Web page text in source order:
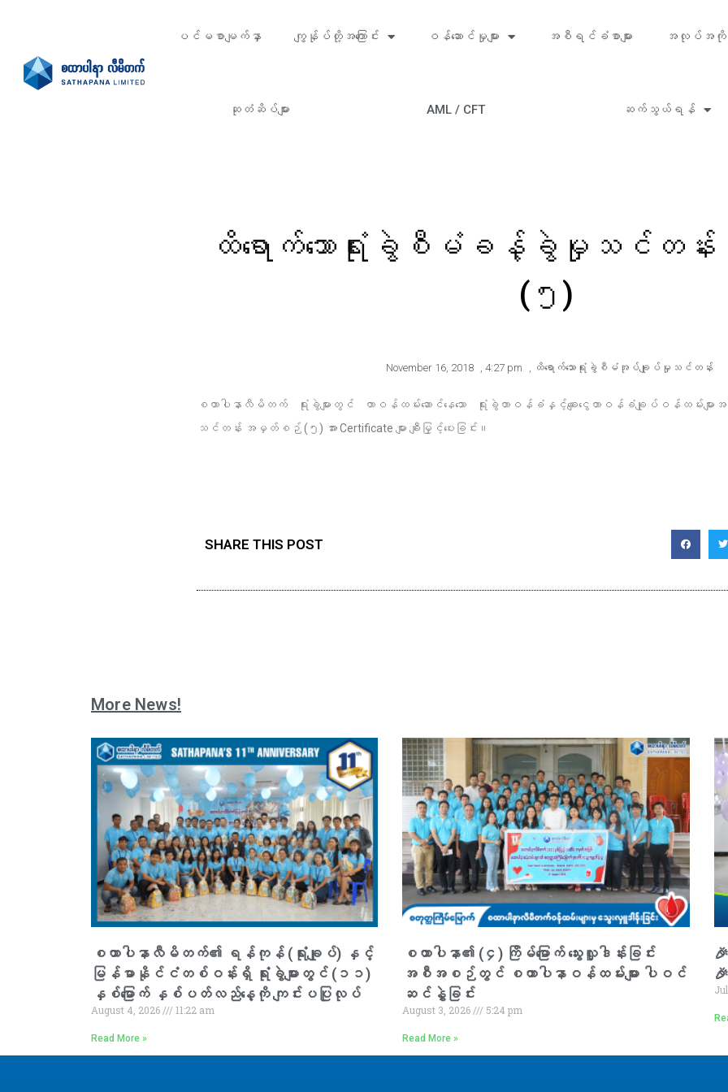
ပင်မစာမျက်နှာ ကျွန်ုပ်တို့အကြောင်း ဝန်ဆောင်မှုများ အစီရင်ခံစာများ အလုပ်အ
ဆုတံဆိပ်များ AML / CFT ဆက်သွယ်ရန်
ထိရောက်သောရုံးခွဲစီမံခန့်ခွဲမှုသင်တ
(၅)
November 16, 2018 , 4:27 pm , ထိရောက်သောရုံးခွဲစီမံအုပ်ချုပ်မှုသင်တန်း
စထာပါနာလီမိတက် ရုံးခွဲများတွင် တာဝန်ထမ်းဆောင်နေသော ရုံးခွဲတာဝန်ခံနှင့်ချေးငွေတာဝန်ခံချုပ်ဝန်ထမ်းမ
သင်တန်း အမှတ်စဉ် (၅) အား Certificate များ ချီးမြှင့်ပေးခြင်း။
SHARE THIS POST
More News!
စထာပါနာလီမိတက်၏ ရန်ကုန် (ရုံးချုပ်) နှင့်
မြန်မာနိုင်ငံတစ်ဝန်းရှိ ရုံးခွဲများတွင် (၁၁)
နှစ်မြောက် နှစ်ပတ်လည်နေ့ကို ကျင်းပပြုလုပ်
August 4, 2026 11:22 am
Read More »
စထာပါနာ၏ (၄) ကြိမ်မြောက် သွေးလှူဒါန်းခြင်း
အစီအစဉ်တွင် စထာပါနာဝန်ထမ်းများ ပါဝင်
ဆင်နွှဲခြင်း
August 3, 2026 5:24 pm
Read More »
🎉